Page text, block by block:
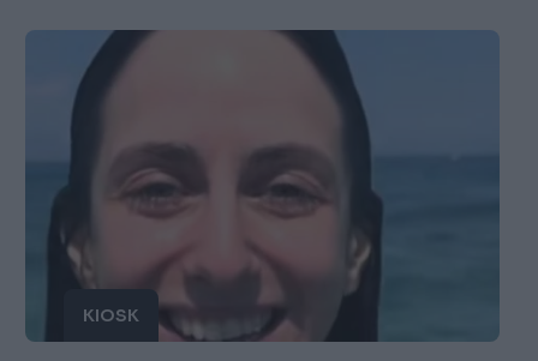
KIOSK